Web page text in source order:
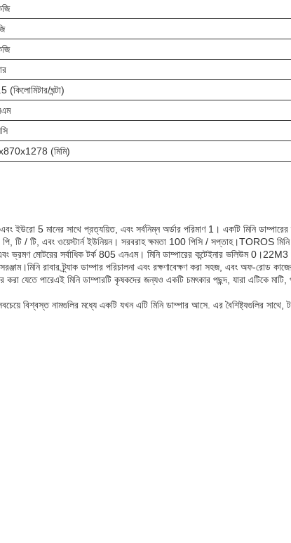
ঘন্টা)
(মিমি)
এবং ইউরো 5 মানের সাথে প্রত্যয়িত, এবং সর্বনিম্ন অর্ডার পরিমাণ 1। একটি মিনি
টি / টি, এবং ওয়েস্টার্ন ইউনিয়ন। সরবরাহ ক্ষমতা 100 পিসি / সপ্তাহ।TOROS
ভ্রমণ মোটরের সর্বাধিক টর্ক 805 এনএম। মিনি ডাম্পারের কন্টেইনার ভলিউম
রাবার ট্র্যাক ডাম্পার পরিচালনা এবং রক্ষণাবেক্ষণ করা সহজ, এবং অফ-রোড
যেতে পারেএই মিনি ডাম্পারটি কৃষকদের জন্যও একটি চমৎকার পছন্দ, যারা এটিকে
বিশ্বস্ত নামগুলির মধ্যে একটি যখন এটি মিনি ডাম্পার আসে. এর বৈশিষ্ট্যগুলির